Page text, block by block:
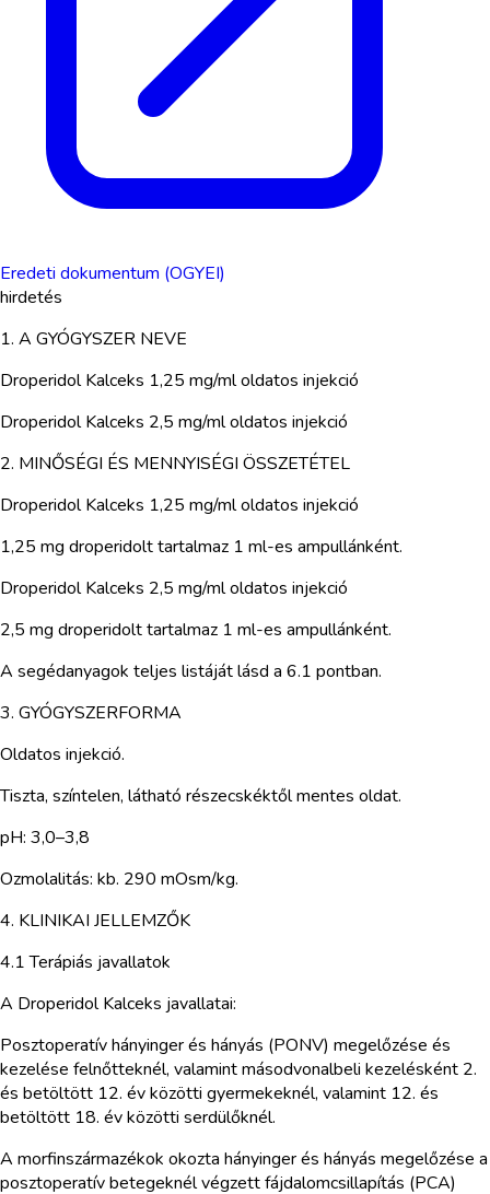
Eredeti dokumentum (OGYEI)
hirdetés
1. A GYÓGYSZER NEVE
Droperidol Kalceks 1,25 mg/ml oldatos injekció
Droperidol Kalceks 2,5 mg/ml oldatos injekció
2. MINŐSÉGI ÉS MENNYISÉGI ÖSSZETÉTEL
Droperidol Kalceks 1,25 mg/ml oldatos injekció
1,25 mg droperidolt tartalmaz 1 ml-es ampullánként.
Droperidol Kalceks 2,5 mg/ml oldatos injekció
2,5 mg droperidolt tartalmaz 1 ml-es ampullánként.
A segédanyagok teljes listáját lásd a 6.1 pontban.
3. GYÓGYSZERFORMA
Oldatos injekció.
Tiszta, színtelen, látható részecskéktől mentes oldat.
pH: 3,0–3,8
Ozmolalitás: kb. 290 mOsm/kg.
4. KLINIKAI JELLEMZŐK
4.1 Terápiás javallatok
A Droperidol Kalceks javallatai:
Posztoperatív hányinger és hányás (PONV) megelőzése és
kezelése felnőtteknél, valamint másodvonalbeli kezelésként 2.
és betöltött 12. év közötti gyermekeknél, valamint 12. és
betöltött 18. év közötti serdülőknél.
A morfinszármazékok okozta hányinger és hányás megelőzése a
posztoperatív betegeknél végzett fájdalomcsillapítás (PCA)